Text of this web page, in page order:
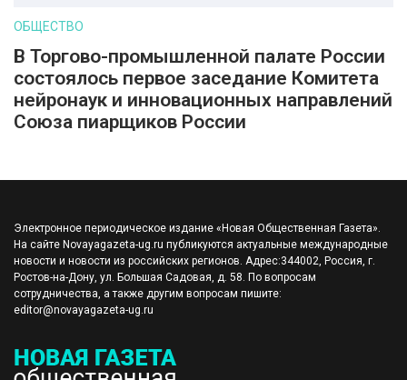
ОБЩЕСТВО
В Торгово-промышленной палате России
состоялось первое заседание Комитета
нейронаук и инновационных направлений
Союза пиарщиков России
Электронное периодическое издание «Новая Общественная Газета».
На сайте Novayagazeta-ug.ru публикуются актуальные международные
новости и новости из российских регионов. Адрес:344002, Россия, г.
Ростов-на-Дону, ул. Большая Садовая, д. 58. По вопросам
сотрудничества, а также другим вопросам пишите:
editor@novayagazeta-ug.ru